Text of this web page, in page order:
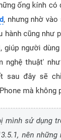
ống kính có
, nhưng nhờ
hành cũng như
giúp người dùng
nghệ thuật'
sau đây sẽ
mà không
mình sử dụng
nên